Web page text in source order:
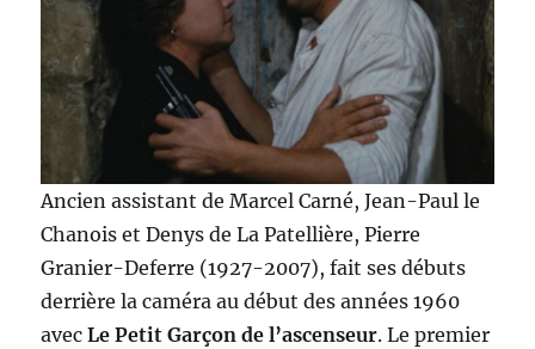
Ancien assistant de Marcel Carné, Jean-Paul le
Chanois et Denys de La Patellière, Pierre
Granier-Deferre (1927-2007), fait ses débuts
derrière la caméra au début des années 1960
avecLe Petit Garçon de l’ascenseur. Le premier